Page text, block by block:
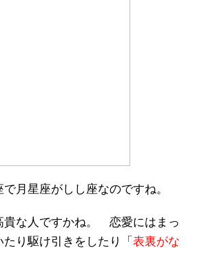
月星座がしし座なのですね。
貴な人ですかね。 恋愛にはまっ
り駆け引きをしたり「 表裏がな